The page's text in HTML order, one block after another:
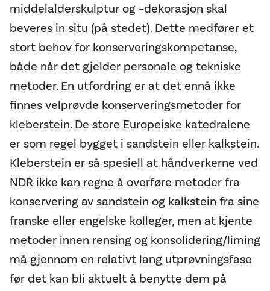
middelalderskulptur og –dekorasjon skal
beveres in situ (på stedet). Dette medfører et
stort behov for konserveringskompetanse,
både når det gjelder personale og tekniske
metoder. En utfordring er at det ennå ikke
finnes velprøvde konserveringsmetoder for
kleberstein. De store Europeiske katedralene
er som regel bygget i sandstein eller kalkstein.
Kleberstein er så spesiell at håndverkerne ved
NDR ikke kan regne å overføre metoder fra
konservering av sandstein og kalkstein fra sine
franske eller engelske kolleger, men at kjente
metoder innen rensing og konsolidering/liming
må gjennom en relativt lang utprøvningsfase
før det kan bli aktuelt å benytte dem på